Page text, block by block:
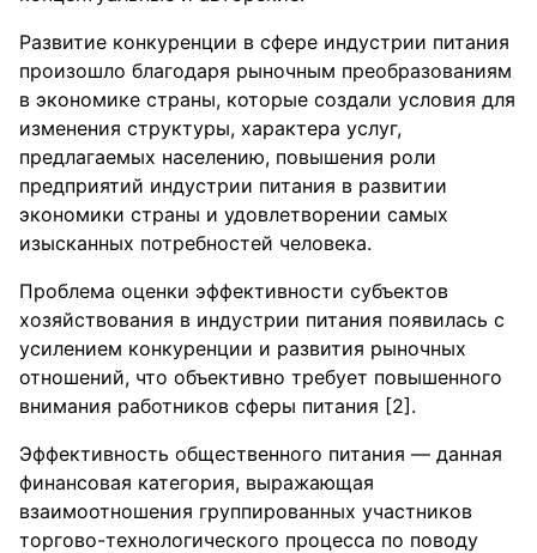
Развитие конкуренции в сфере индустрии питания
произошло благодаря рыночным преобразованиям
в экономике страны, которые создали условия для
изменения структуры, характера услуг,
предлагаемых населению, повышения роли
предприятий индустрии питания в развитии
экономики страны и удовлетворении самых
изысканных потребностей человека.
Проблема оценки эффективности субъектов
хозяйствования в индустрии питания появилась с
усилением конкуренции и развития рыночных
отношений, что объективно требует повышенного
внимания работников сферы питания [2].
Эффективность общественного питания — данная
финансовая категория, выражающая
взаимоотношения группированных участников
торгово-технологического процесса по поводу